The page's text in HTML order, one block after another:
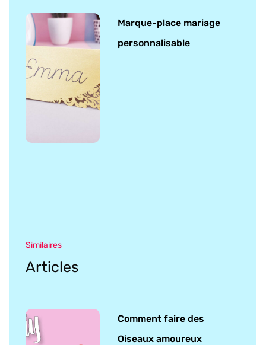
Marque-place mariage
personnalisable
Similaires
Articles
Comment faire des
Oiseaux amoureux